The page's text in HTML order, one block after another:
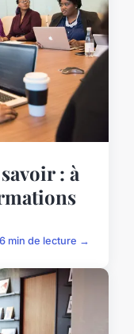
: à
6 min de lecture →